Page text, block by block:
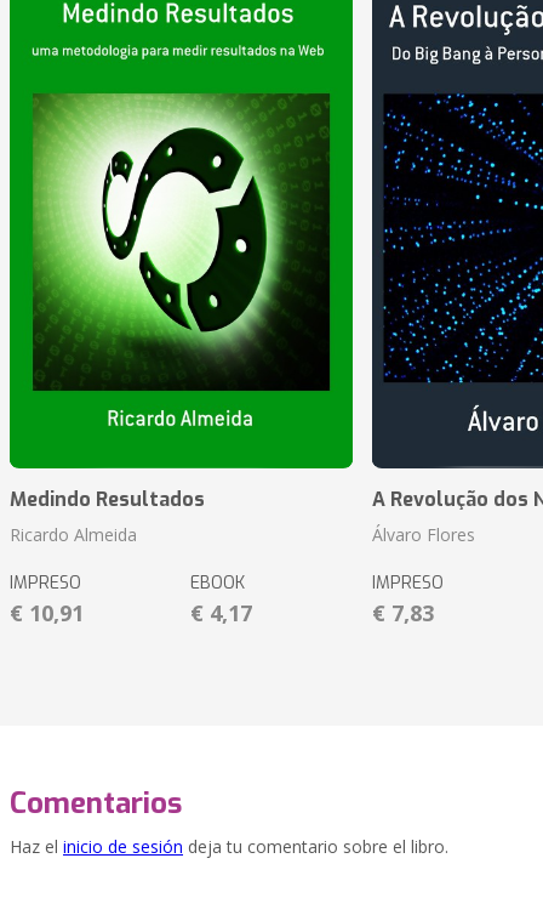
Medindo Resultados
Ricardo Almeida
IMPRESO
€ 10,91
EBOOK
€ 4,17
A Revolução dos
Álvaro Flores
IMPRESO
€ 7,83
Comentarios
Haz el inicio de sesión deja tu comentario sobre el libro.